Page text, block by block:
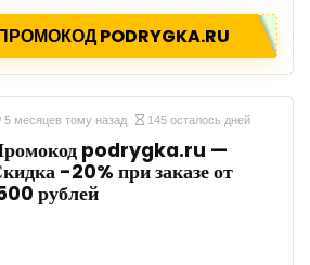
PODRYGKA.RU
5 месяцев тому назад 145 осталось дней
podrygka.ru —
-20% при заказе от
рублей